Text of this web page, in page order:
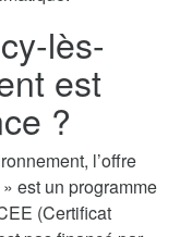
lès-
est
?
l’offre
est un programme
(Certificat